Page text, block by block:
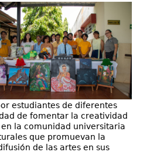
estudiantes de diferentes
de fomentar la creatividad
la comunidad universitaria
que promuevan la
de las artes en sus